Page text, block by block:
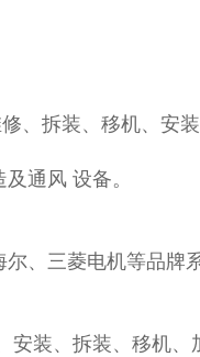
、拆装、移机、安装
通风 设备。
、三菱电机等品牌
装、拆装、移机